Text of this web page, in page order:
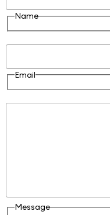
Name
Email
Message